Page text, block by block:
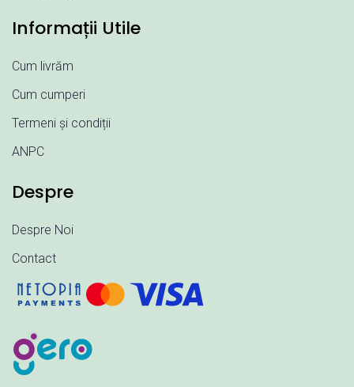
Informații Utile
Cum livrăm
Cum cumperi
Termeni și condiții
ANPC
Despre
Despre Noi
Contact